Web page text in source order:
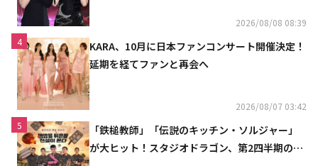
2026/08/08 08:39
4
KARA、10月に日本ファンコンサート開催決定！
延期を経てファンと再会へ
2026/08/07 03:42
5
「鉄槌教師」「伝説のキッチン・ソルジャー」
が大ヒット！スタジオドラゴン、第2四半期の売